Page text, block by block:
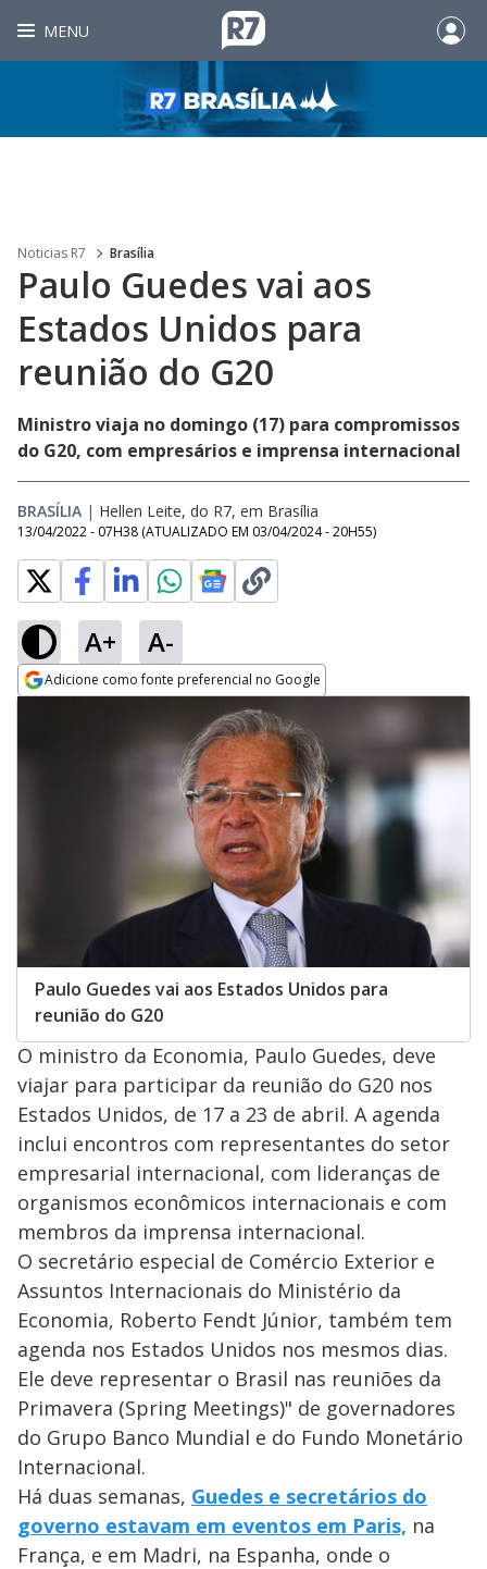
MENU
Noticias R7 Brasília
Paulo Guedes vai aos
Estados Unidos para
reunião do G20
Ministro viaja no domingo (17) para compromissos
do G20, com empresários e imprensa internacional
BRASÍLIA | Hellen Leite, do R7, em Brasília
13/04/2022 - 07H38 (ATUALIZADO EM 03/04/2024 - 20H55)
A+ A-
Adicione como fonte preferencial no Google
Paulo Guedes vai aos Estados Unidos para
reunião do G20
O ministro da Economia, Paulo Guedes, deve
viajar para participar da reunião do G20 nos
Estados Unidos, de 17 a 23 de abril. A agenda
inclui encontros com representantes do setor
empresarial internacional, com lideranças de
organismos econômicos internacionais e com
membros da imprensa internacional.
O secretário especial de Comércio Exterior e
Assuntos Internacionais do Ministério da
Economia, Roberto Fendt Júnior, também tem
agenda nos Estados Unidos nos mesmos dias.
Ele deve representar o Brasil nas reuniões da
Primavera (Spring Meetings)" de governadores
do Grupo Banco Mundial e do Fundo Monetário
Internacional.
Há duas semanas, Guedes e secretários do
governo estavam em eventos em Paris, na
França, e em Madri, na Espanha, onde o